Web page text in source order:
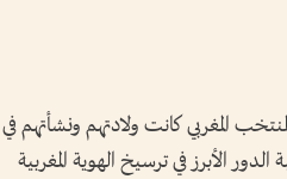
المغربي كانت ولادتهم ونشأتهم في
الأبرز في ترسيخ الهوية المغربية